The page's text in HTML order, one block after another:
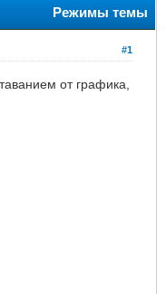
Режимы темы
#1
от графика,